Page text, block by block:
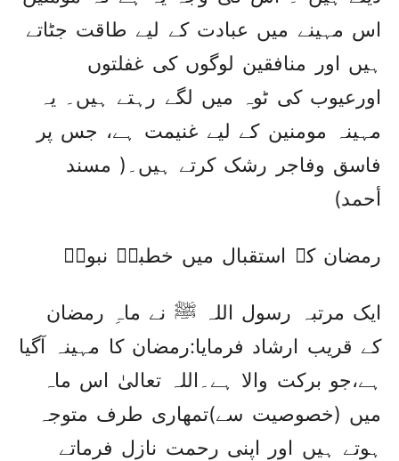
اس مہینے میں عبادت کے لیے طاقت جٹاتے
ہیں اور منافقین لوگوں کی غفلتوں
اورعیوب کی ٹوہ میں لگے رہتے ہیں۔ یہ
مہینہ مومنین کے لیے غنیمت ہے، جس پر
فاسق وفاجر رشک کرتے ہیں۔( مسند
أحمد)
رمضان کے استقبال میں خطبۂ نبویؐ
ایک مرتبہ رسول اللہ ﷺ نے ماہِ رمضان
کے قریب ارشاد فرمایا:رمضان کا مہینہ آگیا
ہے،جو برکت والا ہے۔اللہ تعالیٰ اس ماہ
میں (خصوصیت سے)تمھاری طرف متوجہ
ہوتے ہیں اور اپنی رحمت نازل فرماتے